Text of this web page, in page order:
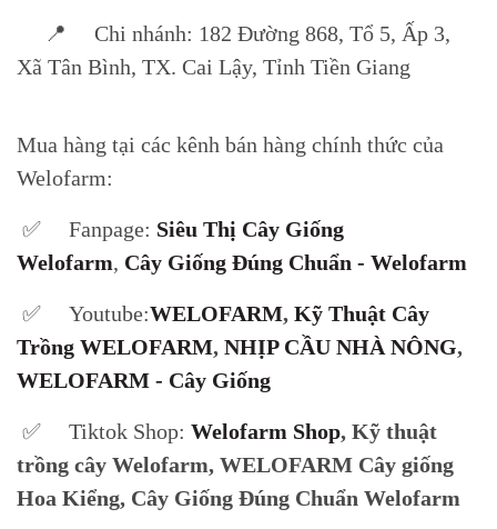
📍 Chi nhánh: 182 Đường 868, Tổ 5, Ấp 3,
Xã Tân Bình, TX. Cai Lậy, Tỉnh Tiền Giang
Mua hàng tại các kênh bán hàng chính thức của
Welofarm:
✅ Fanpage: Siêu Thị Cây Giống
Welofarm, Cây Giống Đúng Chuẩn - Welofarm
✅ Youtube:WELOFARM, Kỹ Thuật Cây
Trồng WELOFARM, NHỊP CẦU NHÀ NÔNG,
WELOFARM - Cây Giống
✅ Tiktok Shop: Welofarm Shop, Kỹ thuật
trồng cây Welofarm, WELOFARM Cây giống
Hoa Kiểng, Cây Giống Đúng Chuẩn Welofarm